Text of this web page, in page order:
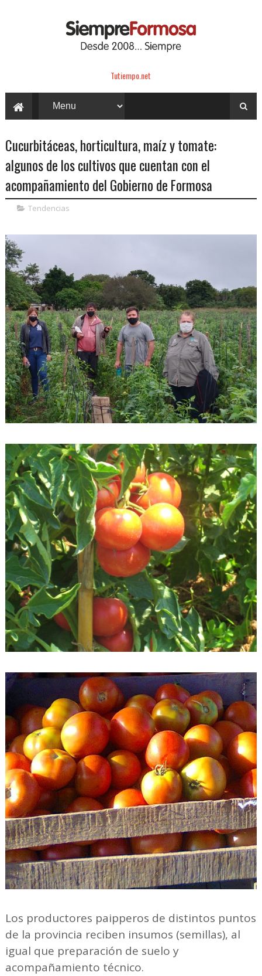
Tutiempo.net
Cucurbitáceas, horticultura, maíz y tomate:
algunos de los cultivos que cuentan con el
acompañamiento del Gobierno de Formosa
Tendencias
Los productores paipperos de distintos puntos
de la provincia reciben insumos (semillas), al
igual que preparación de suelo y
acompañamiento técnico.